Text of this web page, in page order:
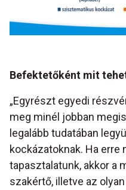
Befektetőként mit
„Egyrészt egyedi
meg minél jobban
legalább tudatában
kockázatoknak. Ha erre
tapasztalatunk, akkor a
szakértő, illetve az